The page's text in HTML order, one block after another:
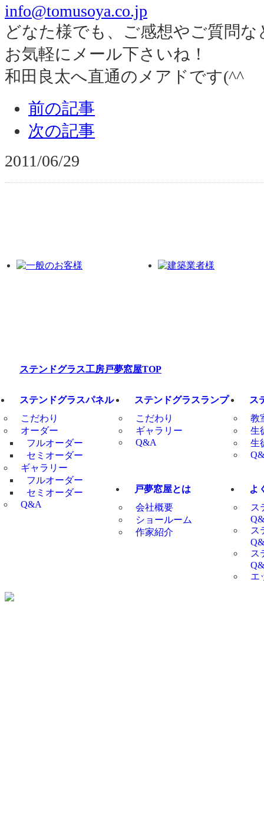
info@tomusoya.co.jp
どなた様でも、ご感想やご質問な
お気軽にメール下さいね！
和田良太へ直通のメアドです(^^ゞ
前の記事
次の記事
2011/06/29
ステンドグラス工房戸夢窓屋TOP
ステンドグラスパネル
こだわり
オーダー
フルオーダー
セミオーダー
ギャラリー
フルオーダー
セミオーダー
Q&A
ステンドグラスランプ
こだわり
ギャラリー
Q&A
ス
教
生
生
戸夢窓屋とは
会社概要
ショールーム
作家紹介
よ
ス
ス
ス
エ